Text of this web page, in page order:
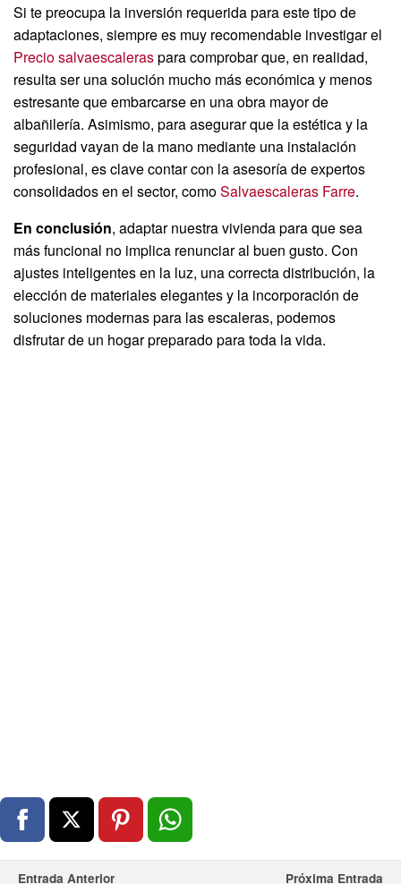
Si te preocupa la inversión requerida para este tipo de
adaptaciones, siempre es muy recomendable investigar el
Precio salvaescaleraspara comprobar que, en realidad,
resulta ser una solución mucho más económica y menos
estresante que embarcarse en una obra mayor de
albañilería. Asimismo, para asegurar que la estética y la
seguridad vayan de la mano mediante una instalación
profesional, es clave contar con la asesoría de expertos
consolidados en el sector, como Salvaescaleras Farre.
En conclusión, adaptar nuestra vivienda para que sea
más funcional no implica renunciar al buen gusto. Con
ajustes inteligentes en la luz, una correcta distribución, la
elección de materiales elegantes y la incorporación de
soluciones modernas para las escaleras, podemos
disfrutar de un hogar preparado para toda la vida.
Entrada Anterior Próxima Entrada